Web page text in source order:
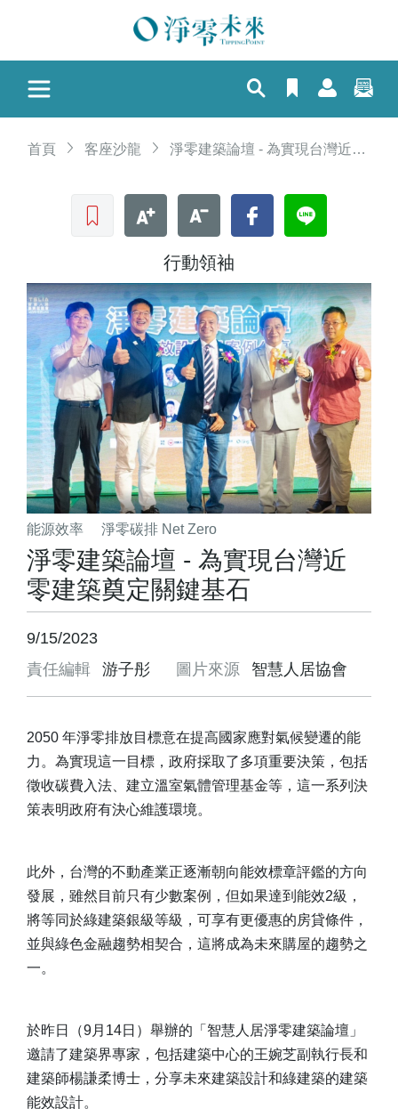
首頁 客座沙龍 淨零建築論壇 - 為實現台灣近零建築奠定關鍵基石
收藏文章 文字加大 文字縮小 Facebook
行動領袖
能源效率 淨零碳排 Net Zero
淨零建築論壇 - 為實現台灣近
零建築奠定關鍵基石
9/15/2023
責任編輯
游子彤 圖片來源 智慧人居協會
2050 年淨零排放目標意在提高國家應對氣候變遷的能
力。為實現這一目標，政府採取了多項重要決策，包括
徵收碳費入法、建立溫室氣體管理基金等，這一系列決
策表明政府有決心維護環境。
此外，台灣的不動產業正逐漸朝向能效標章評鑑的方向
發展，雖然目前只有少數案例，但如果達到能效2級，
將等同於綠建築銀級等級，可享有更優惠的房貸條件，
並與綠色金融趨勢相契合，這將成為未來購屋的趨勢之
一。
於昨日（9月14日）舉辦的「智慧人居淨零建築論壇」
邀請了建築界專家，包括建築中心的王婉芝副執行長和
建築師楊謙柔博士，分享未來建築設計和綠建築的建築
能效設計。